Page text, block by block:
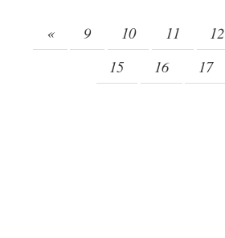
« 9 10 11 12
15
16 17